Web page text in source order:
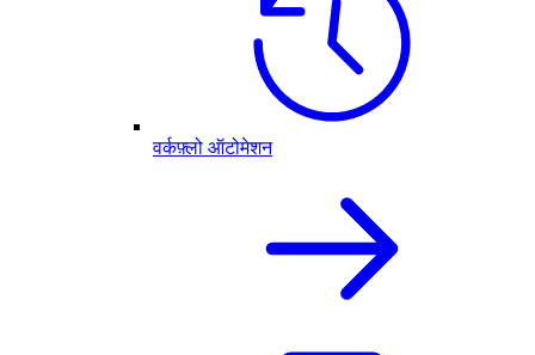
वर्कफ़्लो ऑटोमेशन